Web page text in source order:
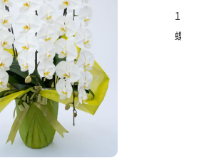
たり10～12輪程度×5本で約50～60輪の
本立ち。大切…